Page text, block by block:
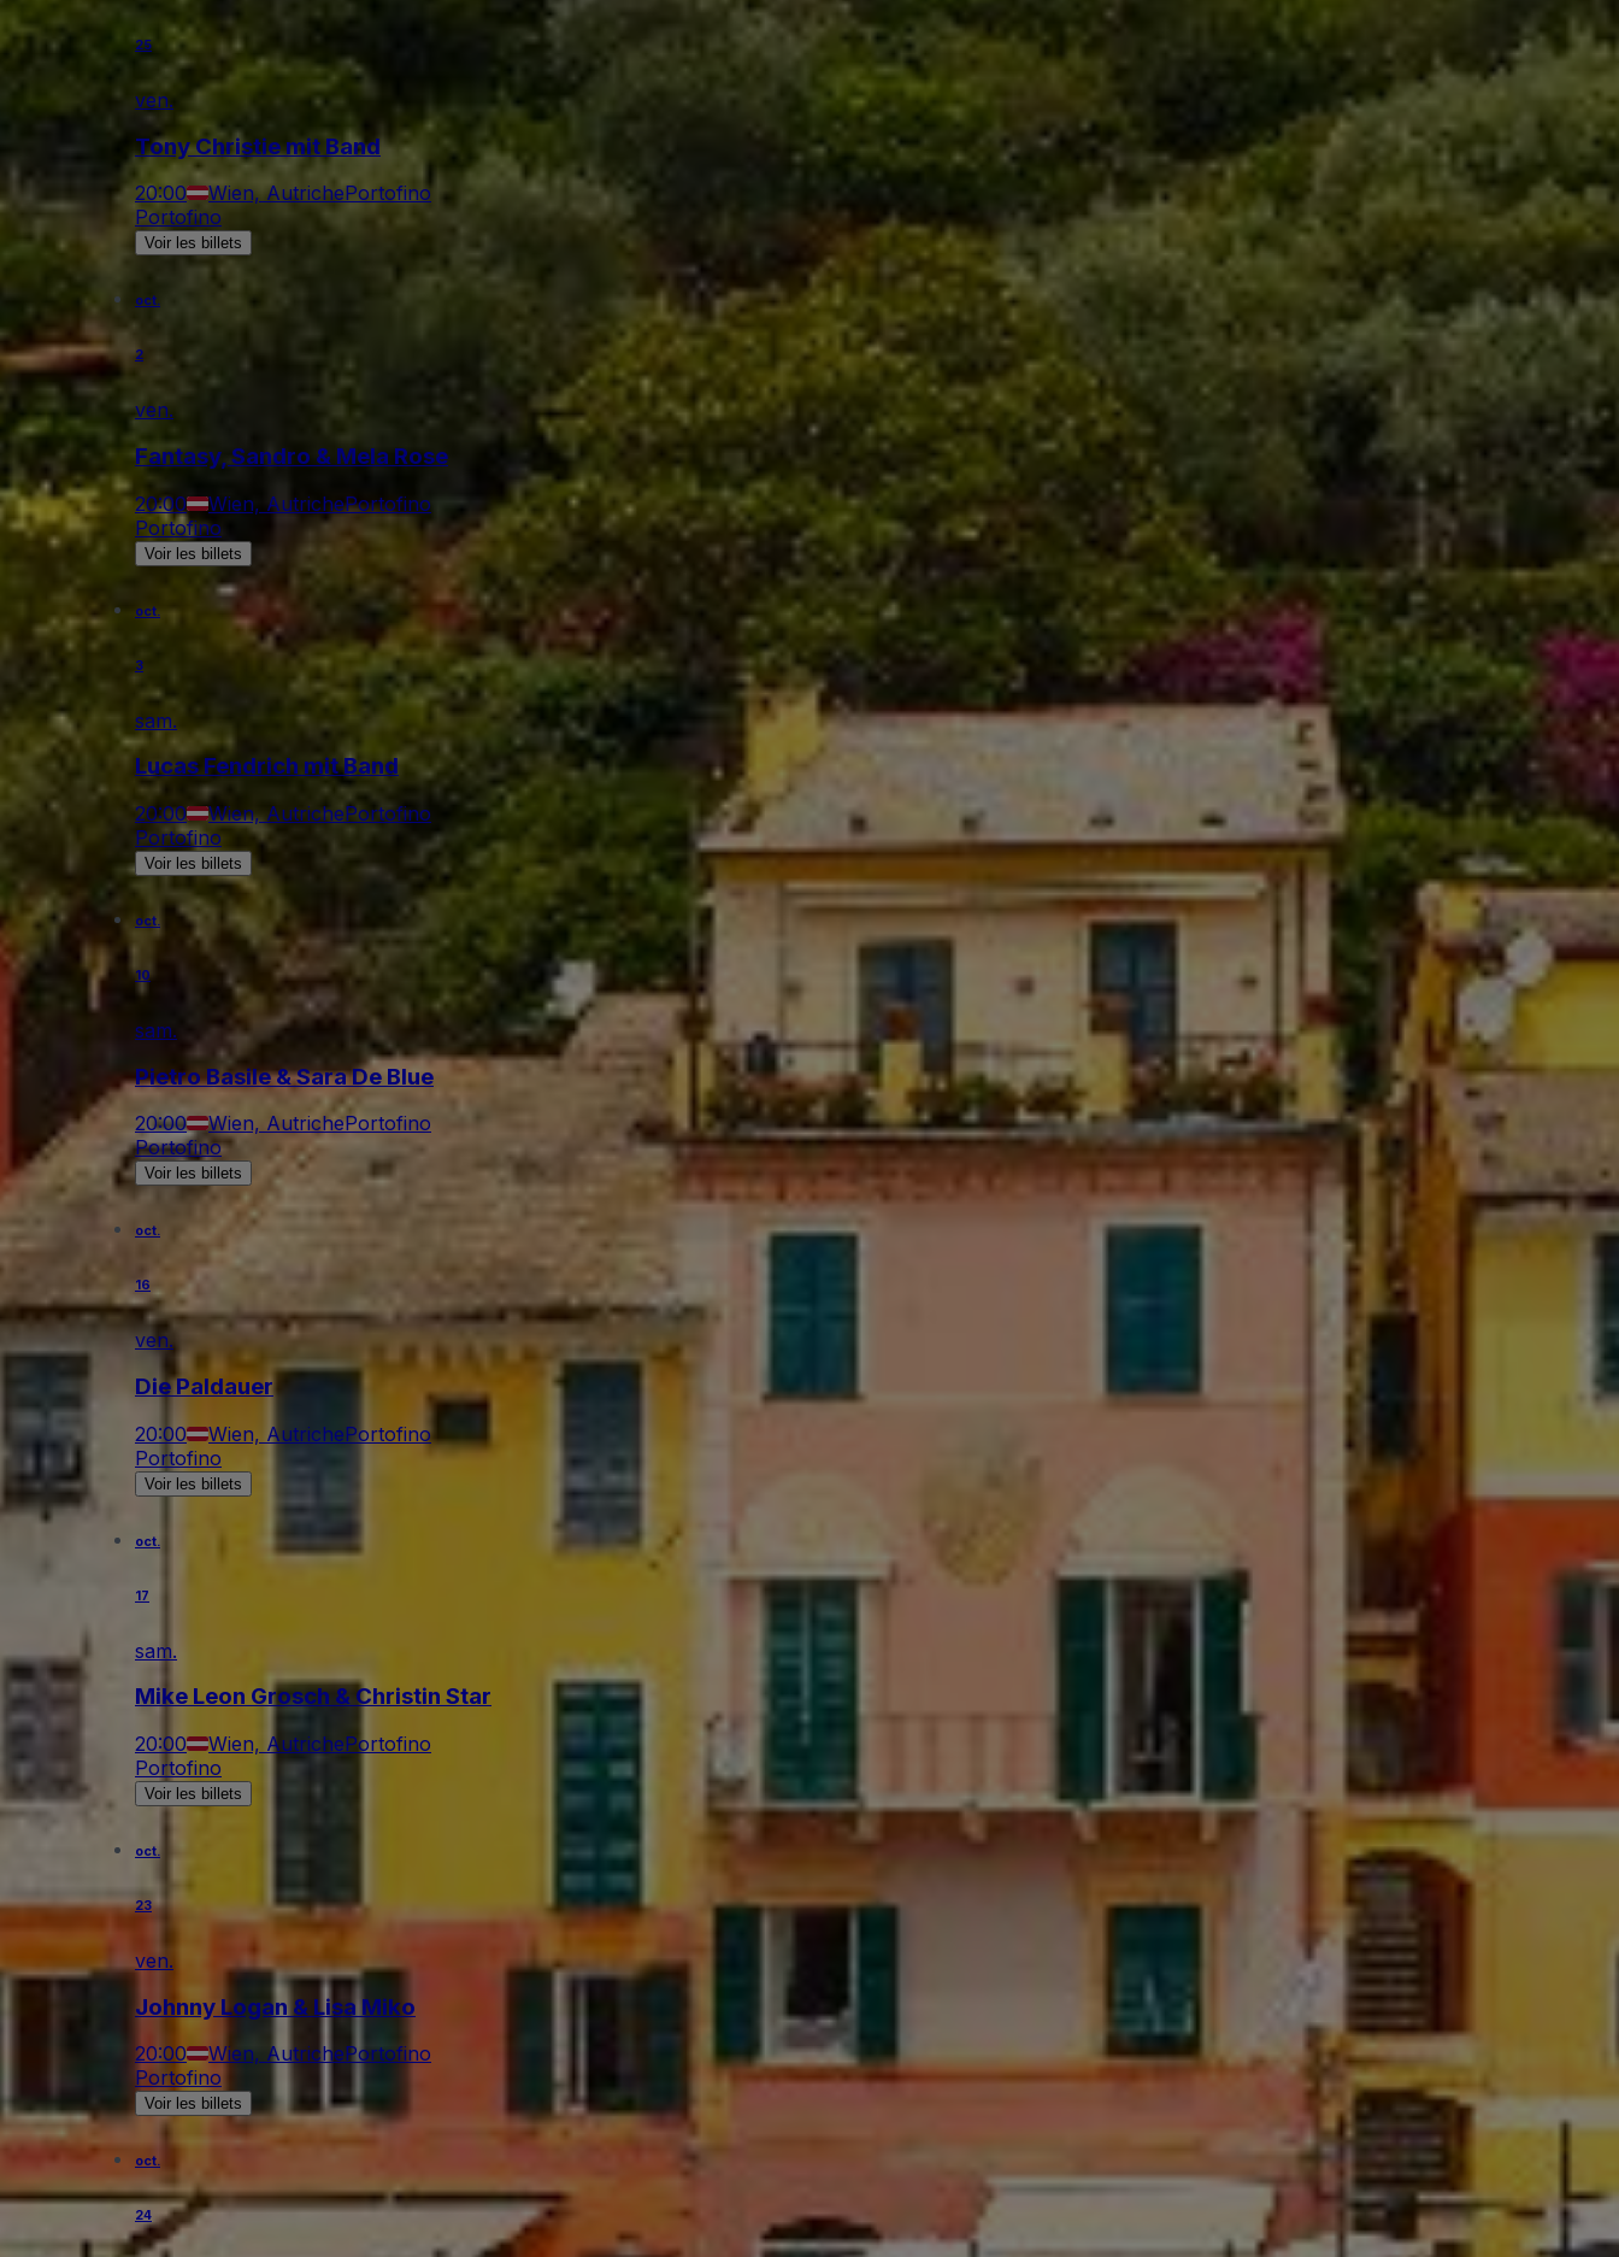
25
ven.
Tony Christie mit Band
20:00 Wien, AutrichePortofino
Portofino
Voir les billets
oct.
2
ven.
Fantasy, Sandro & Mela Rose
20:00 Wien, AutrichePortofino
Portofino
Voir les billets
oct.
3
sam.
Lucas Fendrich mit Band
20:00 Wien, AutrichePortofino
Portofino
Voir les billets
oct.
10
sam.
Pietro Basile & Sara De Blue
20:00 Wien, AutrichePortofino
Portofino
Voir les billets
oct.
16
ven.
Die Paldauer
20:00 Wien, AutrichePortofino
Portofino
Voir les billets
oct.
17
sam.
Mike Leon Grosch & Christin Star
20:00 Wien, AutrichePortofino
Portofino
Voir les billets
oct.
23
ven.
Johnny Logan & Lisa Miko
20:00 Wien, AutrichePortofino
Portofino
Voir les billets
oct.
24